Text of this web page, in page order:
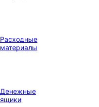
Расходные
материалы
Денежные
ящики